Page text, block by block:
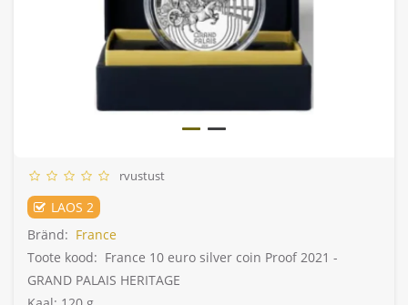
rvustust
LAOS 2
Bränd: France
Toote kood: France 10 euro silver coin Proof 2021 -
GRAND PALAIS HERITAGE